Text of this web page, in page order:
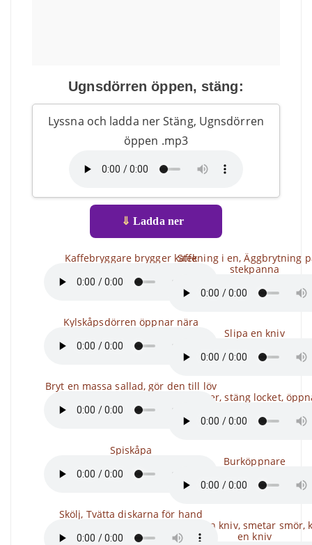
Ugnsdörren öppen, stäng:
Lyssna och ladda ner Stäng, Ugnsdörren
öppen .mp3
⇓ Ladda ner
Kaffebryggare brygger kaffe
Kylskåpsdörren öppnar nära
Bryt en massa sallad, gör den till löv
Spiskåpa
Skölj, Tvätta diskarna för hand
Stekning i en, Äggbrytning
stekpanna
Slipa en kniv
Mixer, stäng locket,
Burköppnare
De tar en kniv, smetar smör,
en kniv